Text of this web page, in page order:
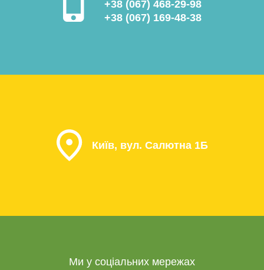
+38 (067) 468-29-98
+38 (067) 169-48-38
Київ, вул. Салютна 1Б
Ми у соціальних мережах